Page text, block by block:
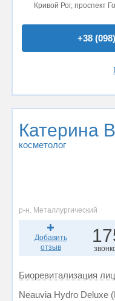
Кривой Рог, проспект
+38
Катерина
косметолог
р-н. Металлургический
Добавить
отзыв
Биоревитализация
Neauvia Hydro Deluxe